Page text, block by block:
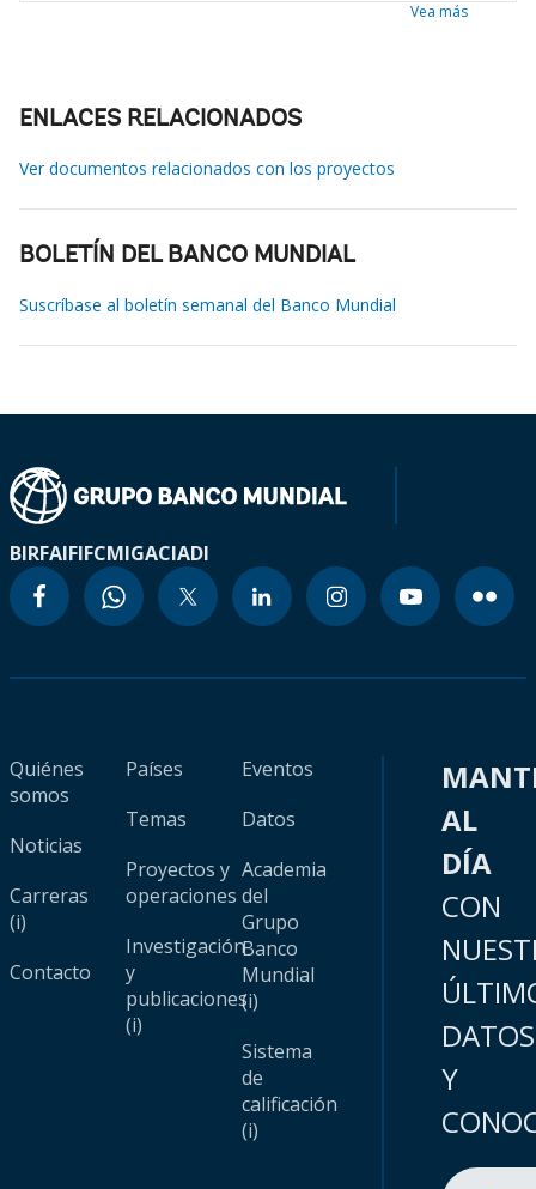
Vea más
ENLACES RELACIONADOS
Ver documentos relacionados con los proyectos
BOLETÍN DEL BANCO MUNDIAL
Suscríbase al boletín semanal del Banco Mundial
BIRFAIFIFCMIGACIADI
Quiénes
somos
Noticias
Carreras
(i)
Contacto
Países
Temas
Proyectos y
operaciones
Investigación
y
publicaciones
(i)
Eventos
Datos
Academia
del
Grupo
Banco
Mundial
(i)
Sistema
de
calificación
(i)
AL
DÍA
CON
DATOS
Y